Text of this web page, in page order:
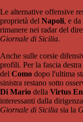
Le alternative offensive
proprietà del Napoli, e da
rimanere nei radar del
Giornale di Sicilia.
Anche sulle corsie
profili. Per la fascia destra
del Como dopo l'ultima
sinistra restano sotto
Di Mario della Virtus
interessanti dalla
Giornale di Sicilia sia la